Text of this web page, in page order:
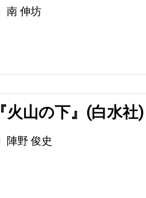
南 伸坊
『火山の下』(白水社)
陣野 俊史